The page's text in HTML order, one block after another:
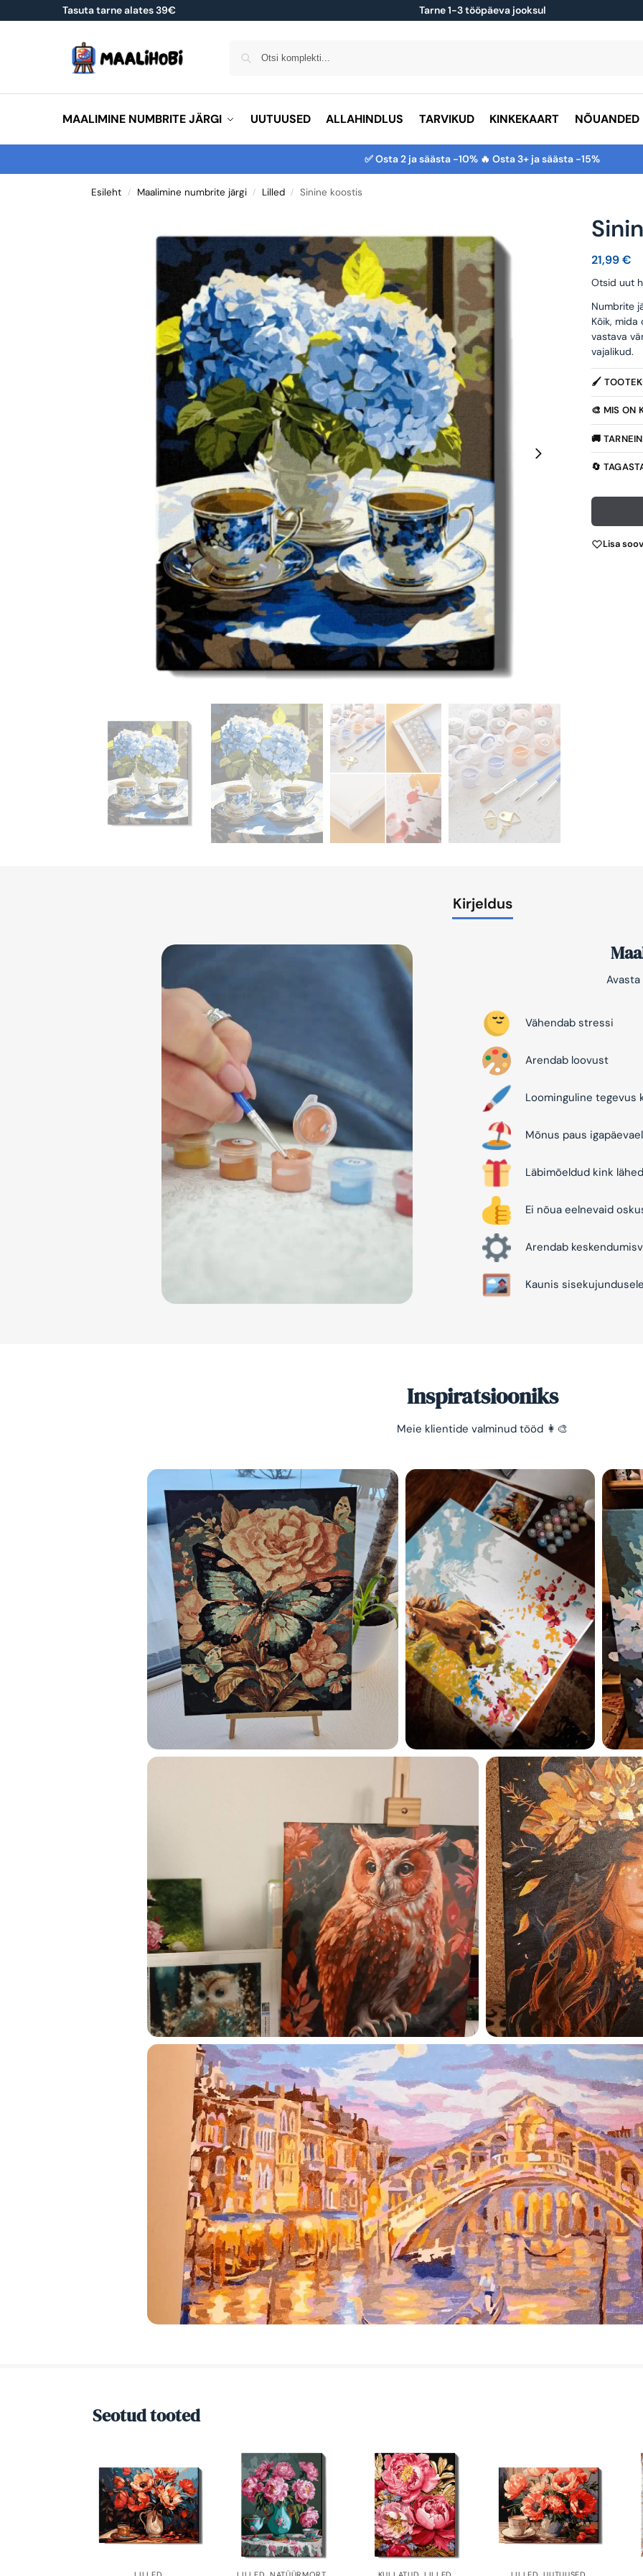
Tasuta tarne alates 39€ Tarne 1-3 tööpäeva jooksul
MAALIMINE NUMBRITE JÄRGI UUTUUSED ALLAHINDLUS TARVIKUD KINKEKAART NÕUANDED
✅ Osta 2 ja säästa -10% 🔥 Osta 3+ ja säästa -15%
Esileht / Maalimine numbrite järgi / Lilled / Sinine koostis
21,99€
Otsid uut
Numbrite
Kõik,
vastava
vajalikud.
🖌️
🎨 MIS ON
🚚
🔄
Lisa
Kirjeldus
Vähendab stressi
Arendab loovust
Loominguline tegevus
Mõnus paus
Läbimõeldud kink
Ei nõua eelnevaid
Arendab
Kaunis
Inspiratsiooniks
Meie klientide valminud tööd 👩‍🎨
Seotud tooted
Lihtne viis lõõgastuda ja
mõtted puhata lasta 😌
Olen tutvunud
privaatsuspoliitikaga ja
sellega
Maalihobi.eePrivaatsuspoliitika
TELLI